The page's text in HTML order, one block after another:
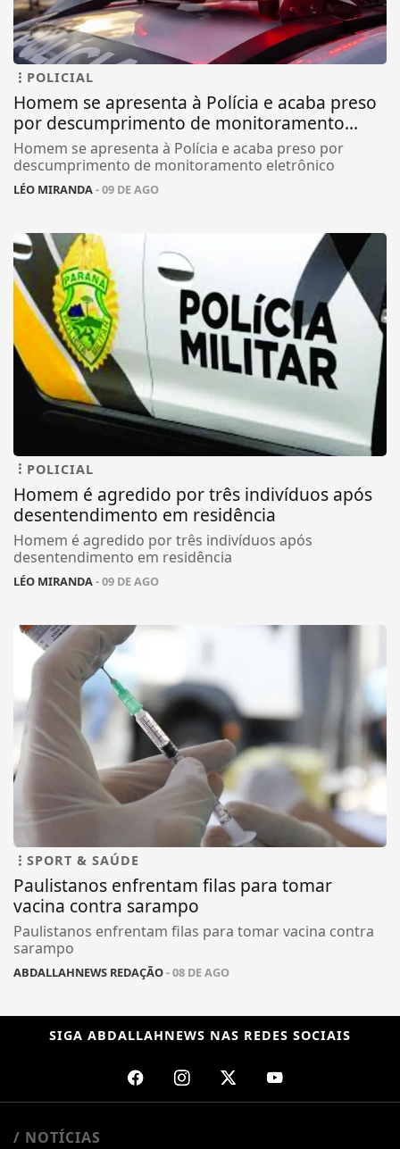
POLICIAL
Homem se apresenta à Polícia e acaba preso
por descumprimento de monitoramento...
Homem se apresenta à Polícia e acaba preso por
descumprimento de monitoramento eletrônico
LÉO MIRANDA- 09 DE AGO
POLICIAL
Homem é agredido por três indivíduos após
desentendimento em residência
Homem é agredido por três indivíduos após
desentendimento em residência
LÉO MIRANDA- 09 DE AGO
SPORT & SAÚDE
Paulistanos enfrentam filas para tomar
vacina contra sarampo
Paulistanos enfrentam filas para tomar vacina contra
sarampo
ABDALLAHNEWS REDAÇÃO- 08 DE AGO
SIGA ABDALLAHNEWS NAS REDES SOCIAIS
/ NOTÍCIAS